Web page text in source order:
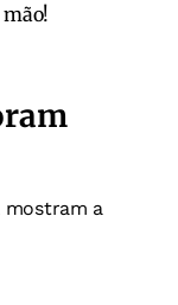
mostram a